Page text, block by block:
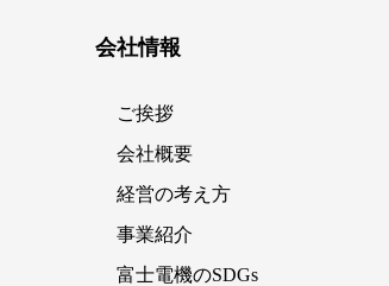
会社情報
ご挨拶
会社概要
経営の考え方
事業紹介
富士電機のSDGs